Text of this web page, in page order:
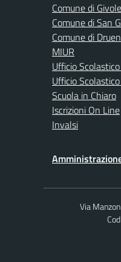
Comune di
Comune di San
Comune di
MIUR
Ufficio
Ufficio
Scuola in Chiaro
Iscrizioni On Line
Invalsi
Via